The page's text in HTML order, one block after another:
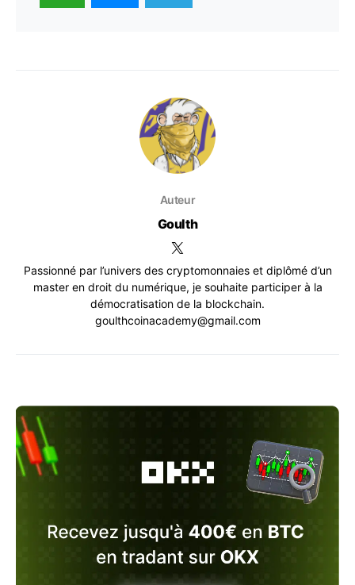
Auteur
Goulth
Passionné par l’univers des cryptomonnaies et diplômé d’un
master en droit du numérique, je souhaite participer à la
démocratisation de la blockchain.
goulthcoinacademy@gmail.com